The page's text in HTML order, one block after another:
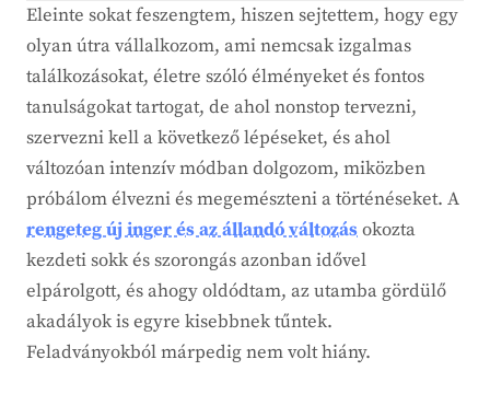
Eleinte sokat feszengtem, hiszen sejtettem, hogy egy
olyan útra vállalkozom, ami nemcsak izgalmas
találkozásokat, életre szóló élményeket és fontos
tanulságokat tartogat, de ahol nonstop tervezni,
szervezni kell a következő lépéseket, és ahol
változóan intenzív módban dolgozom, miközben
próbálom élvezni és megemészteni a történéseket. A
rengeteg új inger és az állandó változásokozta
kezdeti sokk és szorongás azonban idővel
elpárolgott, és ahogy oldódtam, az utamba gördülő
akadályok is egyre kisebbnek tűntek.
Feladványokból márpedig nem volt hiány.